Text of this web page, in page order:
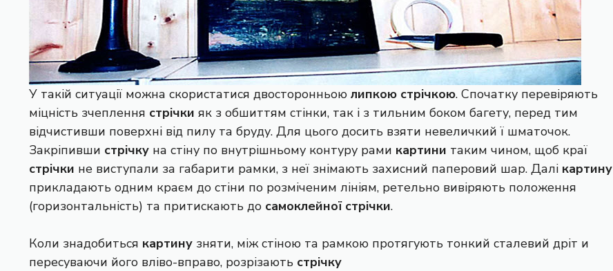
У такій ситуації можна скористатися двосторонньою липкою стрічкою. Спочатку перевіряють
міцність зчеплення стрічки як з обшиттям стінки, так і з тильним боком багету, перед тим
відчистивши поверхні від пилу та бруду. Для цього досить взяти невеличкий ї шматочок.
Закріпивши стрічку на стіну по внутрішньому контуру рами картини таким чином, щоб краї
стрічки не виступали за габарити рамки, з неї знімають захисний паперовий шар. Далі картину
прикладають одним краєм до стіни по розміченим лініям, ретельно вивіряють положення
(горизонтальність) та притискають до самоклейної стрічки.
Коли знадобиться картину зняти, між стіною та рамкою протягують тонкий сталевий дріт и
пересуваючи його вліво-вправо, розрізають стрічку